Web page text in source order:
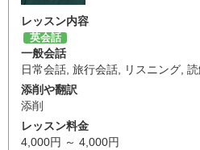
レッスン内容
英会話
一般会話
日常会話 旅行会話 リスニング
添削や翻訳
添削
レッスン料金
4,000円 ～ 4,000円